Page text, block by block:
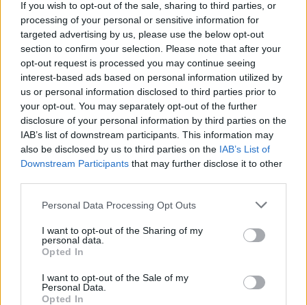
If you wish to opt-out of the sale, sharing to third parties, or
processing of your personal or sensitive information for
targeted advertising by us, please use the below opt-out
section to confirm your selection. Please note that after your
opt-out request is processed you may continue seeing
interest-based ads based on personal information utilized by
us or personal information disclosed to third parties prior to
your opt-out. You may separately opt-out of the further
disclosure of your personal information by third parties on the
IAB’s list of downstream participants. This information may
also be disclosed by us to third parties on the IAB’s List of
Downstream Participants that may further disclose it to other
Please note that this website/app uses one or more Google
not limited to your visit or usage behaviour. You may click to
grant or deny consent to Google and its third-party tags to
use your data for below specified purposes in below Google
consent section.
Personal Data Processing Opt Outs
I want to opt-out of the Sharing of my
personal data.
Opted In
I want to opt-out of the Sale of my
Personal Data.
Opted In
τρίποντο στα-36,2″κι ενώ οΚλέι Τόμπσον(12π. με 4/12
σουτ, 4ρ., 2κλ., 2κοψ., 2λ. σε 28:35) με εύστοχο δικό του
στα-1:05τους είχε φέρει να μειώσουν σε99-101.
Άντονι Έντουαρντς(26π. με 11/24 σουτ, 8ρ., 5ασ., 2κλ.,
4λ. σε 39:13) με layup για το 99-103 στα -18,1″
επανόρθωσε για το λάθος αμέσως πριν κι όλα τελείωσαν
στο άστοχο αυτή τη φορά τρίποντο του Κλέι Τόμπσονστα
-16″. Ο Τζούλιους Ραντλ(23π. με 6/13 σουτ, 10ρ., 8ασ.,
3λ. σε 34:14) με 2/2 ελεύθερες βολές στα -14,1″
διαμόρφωσε το τελικό σκορ (99-105).